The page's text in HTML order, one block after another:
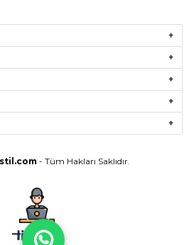
- Tüm Hakları Saklıdır.